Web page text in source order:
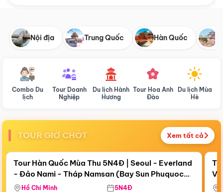
Nội địa Trung Quốc Hàn Quốc
Combo Du
lịch
Tour Doanh
Nghiệp
Du lịch Hành
Hương
Tour Hoa Anh
Đào
Du lịch Mùa
Hè
TOUR GIỜ CHÓT Xem tất cả
Còn19 ngày 17:35:31
Điểm nổi bật
Tour Hàn Quốc Mùa Thu 5N4Đ | Seoul - Everland
- Đảo Nami - Tháp Namsan (Bay Sun Phuquoc
Airways)
Hồ Chí Minh 5N4Đ